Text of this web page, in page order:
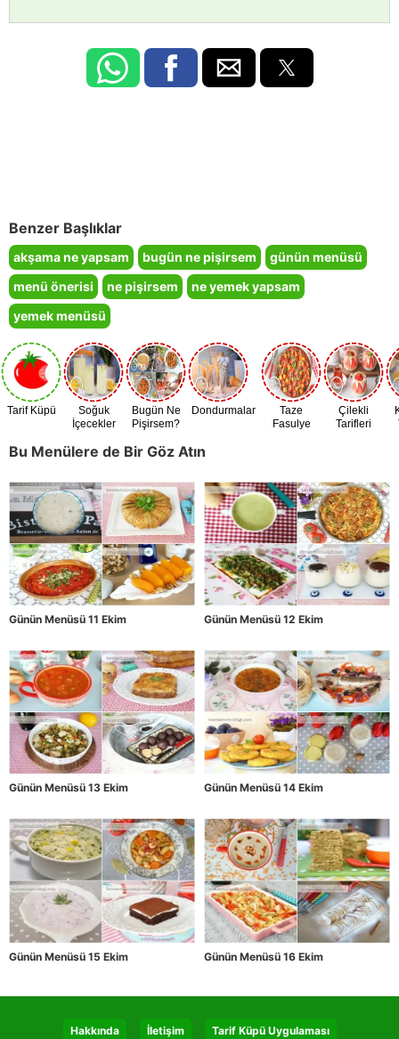
Benzer Başlıklar
akşama ne yapsam bugün ne pişirsem
günün menüsü
menü önerisi
ne pişirsem
ne yemek yapsam
yemek menüsü
Tarif Küpü
Soğuk
İçecekler
Bugün Ne
Pişirsem?
Dondurmalar
Taze
Fasulye
Çilekli
Tarifleri
Bu Menülere de Bir Göz Atın
Günün Menüsü 11 Ekim Günün Menüsü 12 Ekim
Günün Menüsü 13 Ekim Günün Menüsü 14 Ekim
Günün Menüsü 15 Ekim Günün Menüsü 16 Ekim
Hakkında İletişim Tarif Küpü Uygulaması